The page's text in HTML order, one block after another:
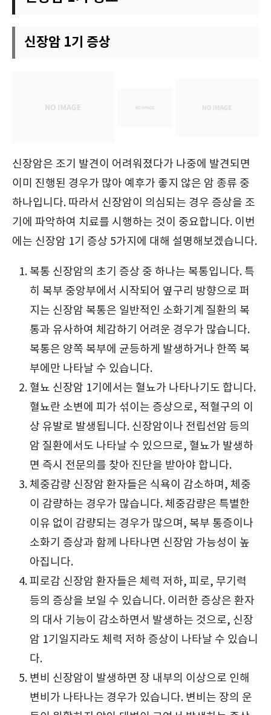
신장암 1기 증상
신장암은 조기 발견이 어려워졌다가 나중에 발견되면
이미 진행된 경우가 많아 예후가 좋지 않은 암 종류 중
하나입니다. 따라서 신장암이 의심되는 경우 증상을 조
기에 파악하여 치료를 시행하는 것이 중요합니다. 이번
에는 신장암 1기 증상 5가지에 대해 설명해보겠습니다.
복통 신장암의 초기 증상 중 하나는 복통입니다. 특
히 복부 중앙부에서 시작되어 옆구리 방향으로 퍼
지는 신장암 복통은 일반적인 소화기계 질환의 복
통과 유사하여 체감하기 어려운 경우가 많습니다.
복통은 양쪽 복부에 균등하게 발생하거나 한쪽 복
부에만 나타날 수 있습니다.
혈뇨 신장암 1기에서는 혈뇨가 나타나기도 합니다.
혈뇨란 소변에 피가 섞이는 증상으로, 적혈구의 이
상 유발로 발생됩니다. 신장암이나 전립선암 등의
암 질환에서도 나타날 수 있으므로, 혈뇨가 발생하
면 즉시 전문의를 찾아 진단을 받아야 합니다.
체중감량 신장암 환자들은 식욕이 감소하며, 체중
이 감량하는 경우가 많습니다. 체중감량은 특별한
이유 없이 감량되는 경우가 많으며, 복부 통증이나
소화기 증상과 함께 나타나면 신장암 가능성이 높
아집니다.
피로감 신장암 환자들은 체력 저하, 피로, 무기력
등의 증상을 보일 수 있습니다. 이러한 증상은 환자
의 대사 기능이 감소하면서 발생하는 것으로, 신장
암 1기일지라도 체력 저하 증상이 나타날 수 있습니
다.
변비 신장암이 발생하면 장 내부의 이상으로 인해
변비가 나타나는 경우가 있습니다. 변비는 장의 운